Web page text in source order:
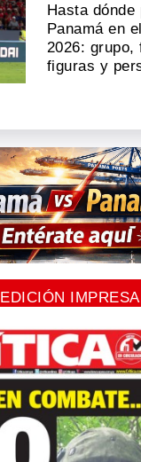
Hasta dónde
Panamá en
2026: grupo,
figuras y
EDICIÓN IMPRESA